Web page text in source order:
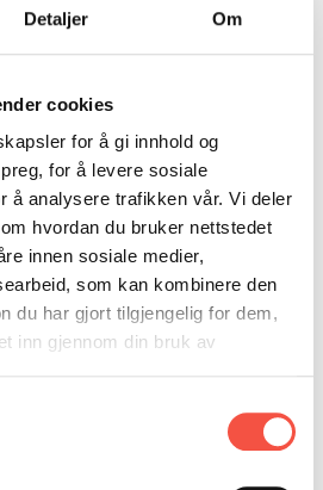
Detaljer Om
cookies
for å gi innhold og
for å levere sosiale
å analysere trafikken vår. Vi deler
hvordan du bruker nettstedet
innen sosiale medier,
som kan kombinere den
du har gjort tilgjengelig for dem,
inn gjennom din bruk av
CITY
syd
90 grader syd, 1987,
av Lord Shackleton.
Pent eksemplar med
på ryggen.